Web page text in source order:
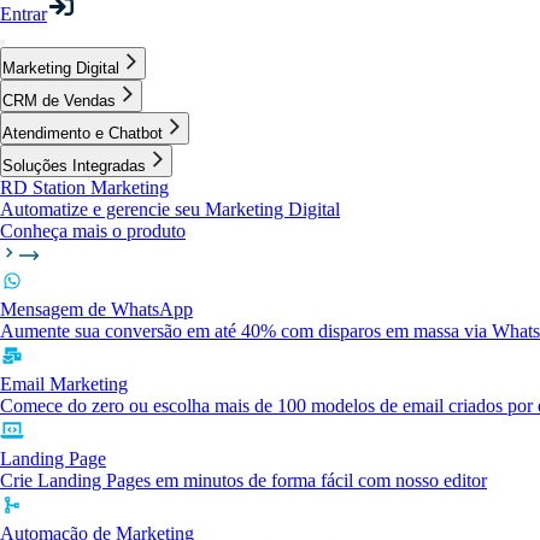
Entrar
Marketing Digital
CRM de Vendas
Atendimento e Chatbot
Soluções Integradas
RD Station Marketing
Automatize e gerencie seu Marketing Digital
Conheça mais o produto
Mensagem de WhatsApp
Aumente sua conversão em até 40% com disparos em massa via
Email Marketing
Comece do zero ou escolha mais de 100 modelos de email criados por
Landing Page
Crie Landing Pages em minutos de forma fácil com nosso editor
Automação de Marketing